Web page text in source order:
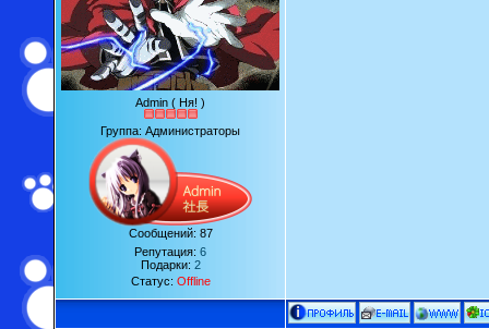
Admin ( Ня! )
Группа: Администраторы
Сообщений: 87
Репутация: 6
Подарки: 2
Статус: Offline